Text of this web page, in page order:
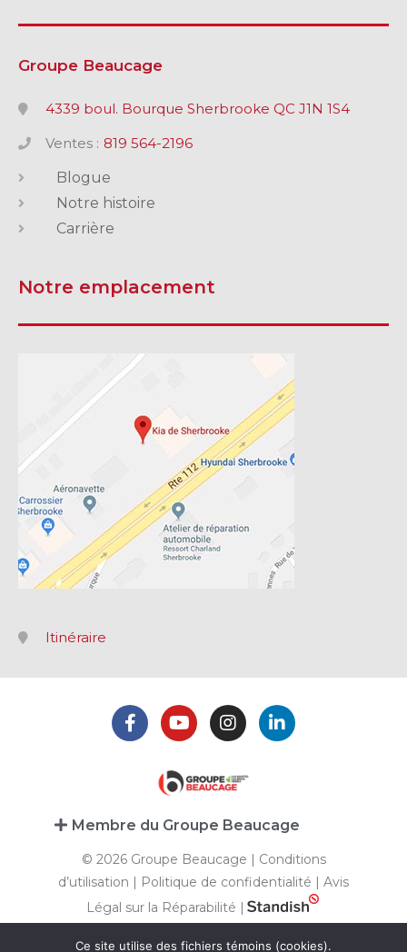
Groupe Beaucage
4339 boul. Bourque Sherbrooke QC J1N 1S4
Ventes : 819 564-2196
Blogue
Notre histoire
Carrière
Notre emplacement
Itinéraire
Membre du Groupe Beaucage
© 2026 Groupe Beaucage | Conditions
d’utilisation | Politique de confidentialité | Avis
Légal sur la Réparabilité |
Ce site utilise des fichiers témoins (cookies).